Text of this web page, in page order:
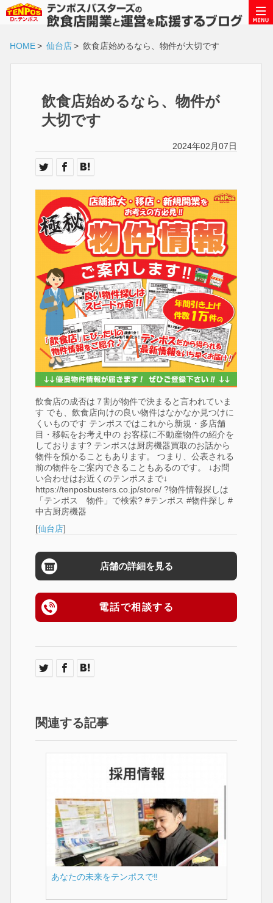
HOME> 仙台店> 飲食店始めるなら、物件が大切です
飲食店始めるなら、物件が
大切です
2024年02月07日
飲食店の成否は７割が物件で決まると言われていま
す でも、飲食店向けの良い物件はなかなか見つけに
くいものです テンポスではこれから新規・多店舗
目・移転をお考え中の お客様に不動産物件の紹介を
しております?️ テンポスは厨房機器買取のお話から
物件を預かることもあります。 つまり、公表される
前の物件をご案内できることもあるのです。 ↓お問
い合わせはお近くのテンポスまで↓
https://tenposbusters.co.jp/store/ ?物件情報探しは
「テンポス 物件」で検索? #テンポス #物件探し #
中古厨房機器
[仙台店]
店舗の詳細を見る
電話で相談する
関連する記事
あなたの未来をテンポスで‼︎